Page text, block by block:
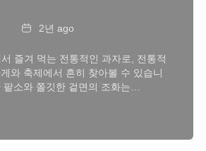
Date2년 ago
즐겨 먹는 전통적인 과자로, 전통적
와 축제에서 흔히 찾아볼 수 있습니
팥소와 쫄깃한 겉면의 조화는…